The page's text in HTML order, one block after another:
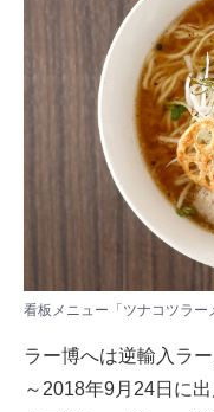
看板メニュー「ツナコツラー
ラー博へは逆輸入ラ
～2018年9月24日に